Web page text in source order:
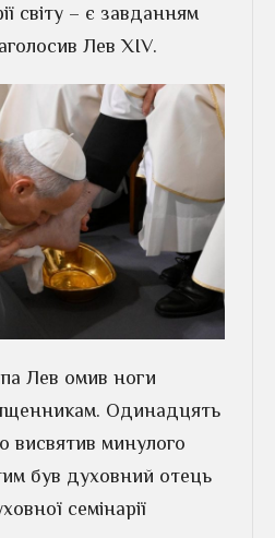
світу – є завданням
Лев XIV.
Лев омив ноги
Одинадцять
висвятив минулого
був духовний отець
семінарії